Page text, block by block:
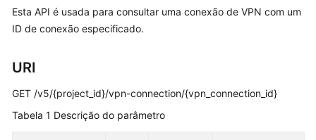
Guia
de
Perguntas
frequentes
Referência
Esta API é usada para consultar uma conexão de VPN com um
ID de conexão especificado.
URI
GET /v5/{project_id}/vpn-connection/{vpn_connection_id}
Tabela 1 Descrição do parâmetro